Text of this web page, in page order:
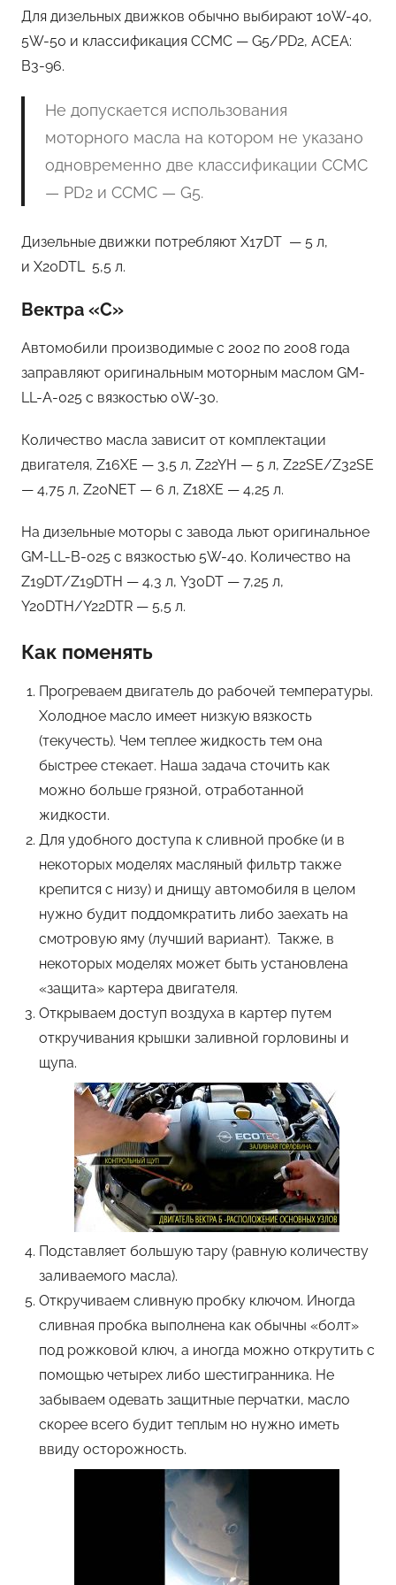
Для дизельных движков обычно выбирают 10W-40,
5W-50 и классификация CCMC — G5/PD2, ACEA:
B3-96.
Не допускается использования
моторного масла на котором не указано
одновременно две классификации CCMC
— PD2 и CCMC — G5.
Дизельные движки потребляют X17DT — 5 л,
и X20DTL 5,5 л.
Вектра «C»
Автомобили производимые с 2002 по 2008 года
заправляют оригинальным моторным маслом GM-
LL-A-025 с вязкостью 0W-30.
Количество масла зависит от комплектации
двигателя, Z16XE — 3,5 л, Z22YH — 5 л, Z22SE/Z32SE
— 4,75 л, Z20NET — 6 л, Z18XE — 4,25 л.
На дизельные моторы с завода льют оригинальное
GM-LL-B-025 с вязкостью 5W-40. Количество на
Z19DT/Z19DTH — 4,3 л, Y30DT — 7,25 л,
Y20DTH/Y22DTR — 5,5 л.
Как поменять
Прогреваем двигатель до рабочей температуры.
Холодное масло имеет низкую вязкость
(текучесть). Чем теплее жидкость тем она
быстрее стекает. Наша задача сточить как
можно больше грязной, отработанной
жидкости.
Для удобного доступа к сливной пробке (и в
некоторых моделях масляный фильтр также
крепится с низу) и днищу автомобиля в целом
нужно будит поддомкратить либо заехать на
смотровую яму (лучший вариант). Также, в
некоторых моделях может быть установлена
«защита» картера двигателя.
Открываем доступ воздуха в картер путем
откручивания крышки заливной горловины и
щупа.
Подставляет большую тару (равную количеству
заливаемого масла).
Откручиваем сливную пробку ключом. Иногда
сливная пробка выполнена как обычны «болт»
под рожковой ключ, а иногда можно открутить с
помощью четырех либо шестигранника. Не
забываем одевать защитные перчатки, масло
скорее всего будит теплым но нужно иметь
ввиду осторожность.